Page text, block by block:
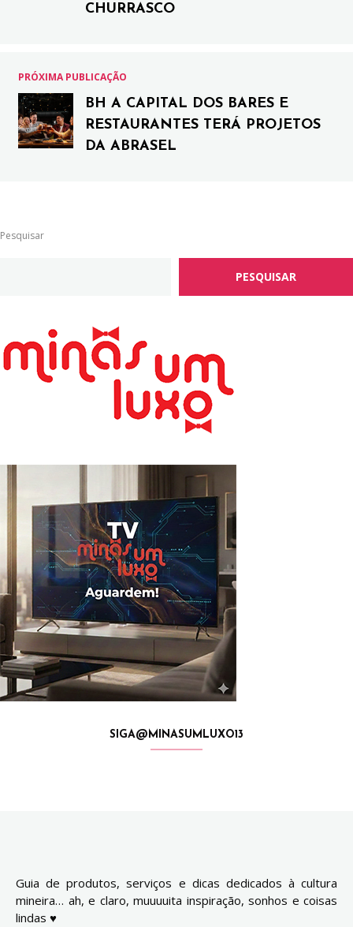
CHURRASCO
PRÓXIMA PUBLICAÇÃO
BH A CAPITAL DOS BARES E
RESTAURANTES TERÁ PROJETOS
DA ABRASEL
Pesquisar
PESQUISAR
SIGA@MINASUMLUXO13
Guia de produtos, serviços e dicas dedicados à cultura
mineira… ah, e claro, muuuuita inspiração, sonhos e coisas
lindas ♥